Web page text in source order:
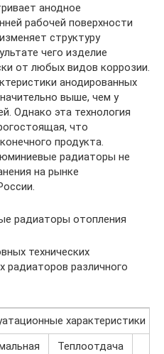
анодное
рабочей поверхности
структуру
чего изделие
от любых видов коррозии.
анодированных
выше, чем у
Однако эта технология
что
продукта.
радиаторы не
на рынке
радиаторы отопления
технических
радиаторов различного
характеристики
Теплоотдача